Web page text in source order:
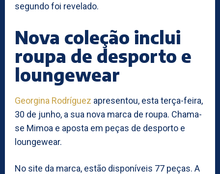
segundo foi revelado.
Nova coleção inclui
roupa de desporto e
loungewear
Georgina Rodríguez apresentou, esta terça-feira,
30 de junho, a sua nova marca de roupa. Chama-
se Mimoa e aposta em peças de desporto e
loungewear.
No site da marca, estão disponíveis 77 peças. A